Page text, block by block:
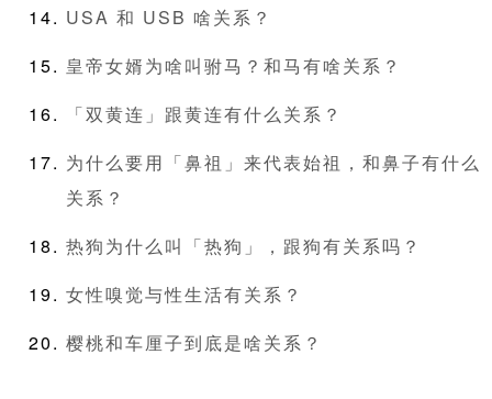
USA 和 USB 啥关系？
皇帝女婿为啥叫驸马？和马有啥关系？
「双黄连」跟黄连有什么关系？
为什么要用「鼻祖」来代表始祖，和鼻子有什么
关系？
热狗为什么叫「热狗」，跟狗有关系吗？
女性嗅觉与性生活有关系？
樱桃和车厘子到底是啥关系？